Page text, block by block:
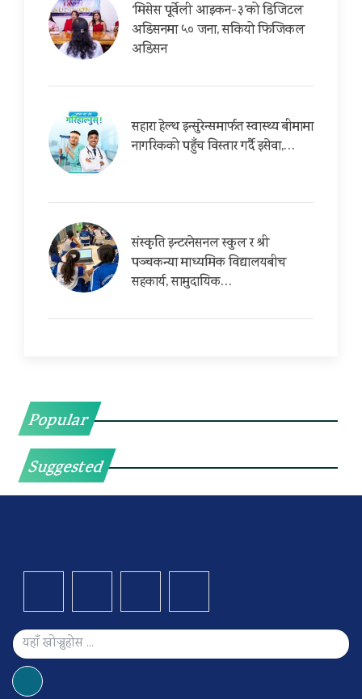
‘मिसेस पूर्वेली आइकन-३’को डिजिटल
अडिसनमा ५० जना, सकियो फिजिकल
अडिसन
सहारा हेल्थ इन्सुरेन्समार्फत स्वास्थ्य बीमामा
नागरिकको पहुँच विस्तार गर्दै इसेवा,…
संस्कृति इन्टरनेसनल स्कुल र श्री
पञ्चकन्या माध्यमिक विद्यालयबीच
सहकार्य, सामुदायिक…
Popular
Suggested